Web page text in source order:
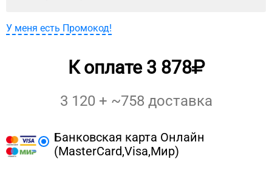
У меня есть Промокод!
К оплате 3 878
3 120 + ~758 доставка
Банковская карта Онлайн
(MasterCard,Visa,Мир)